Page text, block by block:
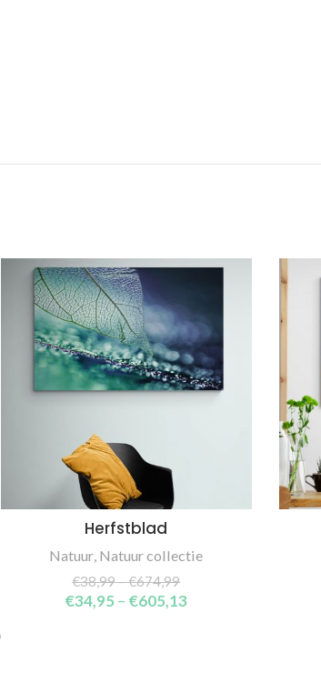
SELECT OPTIONS
Herfstblad
Natuur Natuur collectie
€38,99–€674,99
€34,95 – €605,13